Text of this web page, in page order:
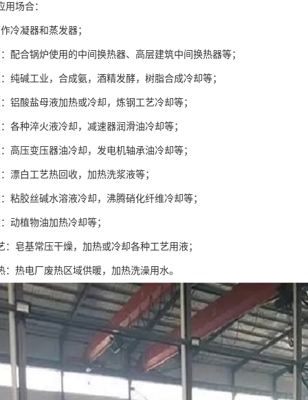
用场合：
冷凝器和蒸发器；
配合锅炉使用的中间换热器、高层建筑中间换热器等；
纯碱工业，合成氨，酒精发酵，树脂合成冷却等；
铝酸盐母液加热或冷却，炼钢工艺冷却等；
各种淬火液冷却，减速器润滑油冷却等；
高压变压器油冷却，发电机轴承油冷却等；
漂白工艺热回收，加热洗浆液等；
粘胶丝碱水溶液冷却，沸腾硝化纤维冷却等；
动植物油加热冷却等；
：皂基常压干燥，加热或冷却各种工艺用液；
：热电厂废热区域供暖，加热洗澡用水。